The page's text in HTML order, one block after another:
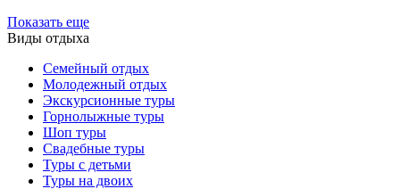
Показать еще
Виды отдыха
Семейный отдых
Молодежный отдых
Экскурсионные туры
Горнолыжные туры
Шоп туры
Свадебные туры
Туры с детьми
Туры на двоих